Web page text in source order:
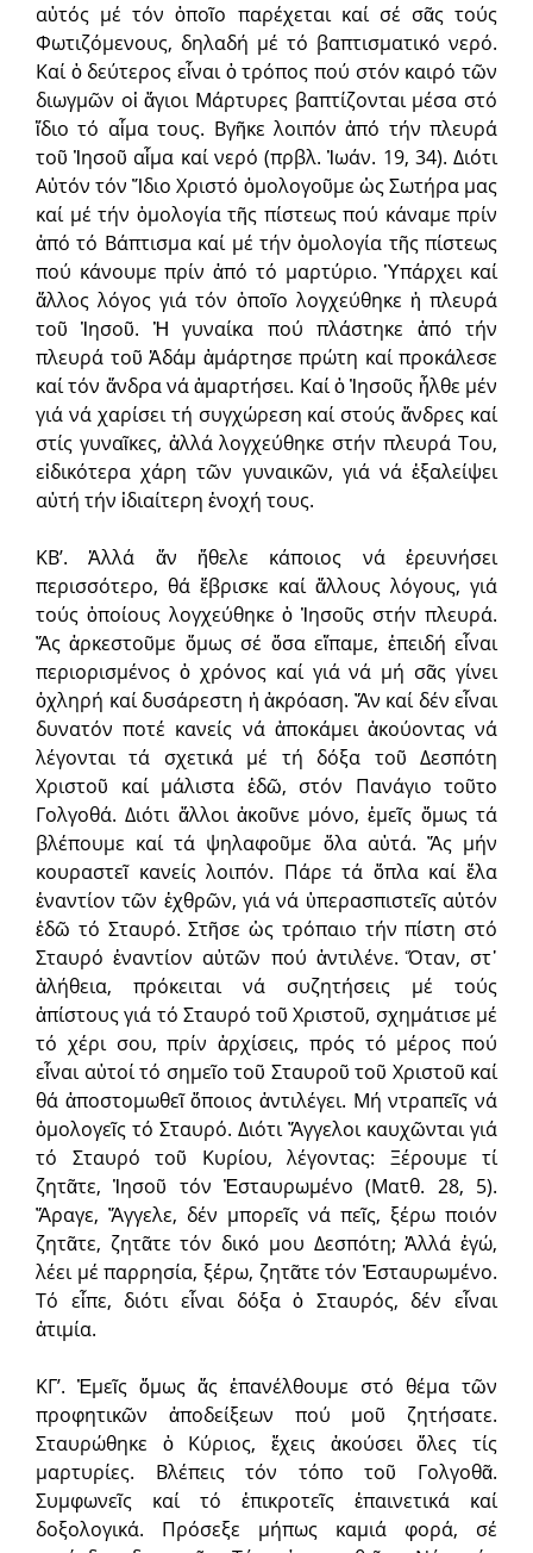
αὐτός μέ τόν ὁποῖο παρέχεται καί σέ σᾶς τούς
Φωτιζόμενους, δηλαδή μέ τό βαπτισματικό νερό.
Καί ὁ δεύτερος εἶναι ὁ τρόπος πού στόν καιρό τῶν
διωγμῶν οἱ ἅγιοι Μάρτυρες βαπτίζονται μέσα στό
ἴδιο τό αἷμα τους. Βγῆκε λοιπόν ἀπό τήν πλευρά
τοῦ Ἰησοῦ αἷμα καί νερό (πρβλ. Ἰωάν. 19, 34). Διότι
Αὐτόν τόν Ἴδιο Χριστό ὁμολογοῦμε ὡς Σωτήρα μας
καί μέ τήν ὁμολογία τῆς πίστεως πού κάναμε πρίν
ἀπό τό Βάπτισμα καί μέ τήν ὁμολογία τῆς πίστεως
πού κάνουμε πρίν ἀπό τό μαρτύριο. Ὑπάρχει καί
ἄλλος λόγος γιά τόν ὁποῖο λογχεύθηκε ἡ πλευρά
τοῦ Ἰησοῦ. Ἡ γυναίκα πού πλάστηκε ἀπό τήν
πλευρά τοῦ Ἀδάμ ἁμάρτησε πρώτη καί προκάλεσε
καί τόν ἄνδρα νά ἁμαρτήσει. Καί ὁ Ἰησοῦς ἦλθε μέν
γιά νά χαρίσει τή συγχώρεση καί στούς ἄνδρες καί
στίς γυναῖκες, ἀλλά λογχεύθηκε στήν πλευρά Του,
εἰδικότερα χάρη τῶν γυναικῶν, γιά νά ἐξαλείψει
αὐτή τήν ἰδιαίτερη ἐνοχή τους.
ΚΒ’. Ἀλλά ἄν ἤθελε κάποιος νά ἑρευνήσει
περισσότερο, θά ἔβρισκε καί ἄλλους λόγους, γιά
τούς ὁποίους λογχεύθηκε ὁ Ἰησοῦς στήν πλευρά.
Ἄς ἀρκεστοῦμε ὅμως σέ ὅσα εἴπαμε, ἐπειδή εἶναι
περιορισμένος ὁ χρόνος καί γιά νά μή σᾶς γίνει
ὀχληρή καί δυσάρεστη ἡ ἀκρόαση. Ἄν καί δέν εἶναι
δυνατόν ποτέ κανείς νά ἀποκάμει ἀκούοντας νά
λέγονται τά σχετικά μέ τή δόξα τοῦ Δεσπότη
Χριστοῦ καί μάλιστα ἐδῶ, στόν Πανάγιο τοῦτο
Γολγοθά. Διότι ἄλλοι ἀκοῦνε μόνο, ἐμεῖς ὅμως τά
βλέπουμε καί τά ψηλαφοῦμε ὅλα αὐτά. Ἄς μήν
κουραστεῖ κανείς λοιπόν. Πάρε τά ὅπλα καί ἔλα
ἐναντίον τῶν ἐχθρῶν, γιά νά ὑπερασπιστεῖς αὐτόν
ἐδῶ τό Σταυρό. Στῆσε ὡς τρόπαιο τήν πίστη στό
Σταυρό ἐναντίον αὐτῶν πού ἀντιλένε. Ὅταν, στ᾽
ἀλήθεια, πρόκειται νά συζητήσεις μέ τούς
ἀπίστους γιά τό Σταυρό τοῦ Χριστοῦ, σχημάτισε μέ
τό χέρι σου, πρίν ἀρχίσεις, πρός τό μέρος πού
εἶναι αὐτοί τό σημεῖο τοῦ Σταυροῦ τοῦ Χριστοῦ καί
θά ἀποστομωθεῖ ὅποιος ἀντιλέγει. Μή ντραπεῖς νά
ὁμολογεῖς τό Σταυρό. Διότι Ἄγγελοι καυχῶνται γιά
τό Σταυρό τοῦ Κυρίου, λέγοντας: Ξέρουμε τί
ζητᾶτε, Ἰησοῦ τόν Ἐσταυρωμένο (Ματθ. 28, 5).
Ἄραγε, Ἄγγελε, δέν μπορεῖς νά πεῖς, ξέρω ποιόν
ζητᾶτε, ζητᾶτε τόν δικό μου Δεσπότη; Ἀλλά ἐγώ,
λέει μέ παρρησία, ξέρω, ζητᾶτε τόν Ἐσταυρωμένο.
Τό εἶπε, διότι εἶναι δόξα ὁ Σταυρός, δέν εἶναι
ἀτιμία.
ΚΓ’. Ἐμεῖς ὅμως ἄς ἐπανέλθουμε στό θέμα τῶν
προφητικῶν ἀποδείξεων πού μοῦ ζητήσατε.
Σταυρώθηκε ὁ Κύριος, ἔχεις ἀκούσει ὅλες τίς
μαρτυρίες. Βλέπεις τόν τόπο τοῦ Γολγοθᾶ.
Συμφωνεῖς καί τό ἐπικροτεῖς ἐπαινετικά καί
δοξολογικά. Πρόσεξε μήπως καμιά φορά, σέ